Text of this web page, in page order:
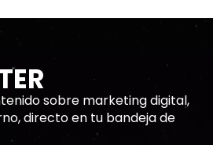
sobre marketing digital,
directo en tu bandeja de